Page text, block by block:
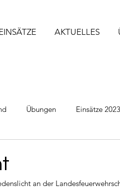
AKTUELLES
Übungen Einsätze 2023
an der